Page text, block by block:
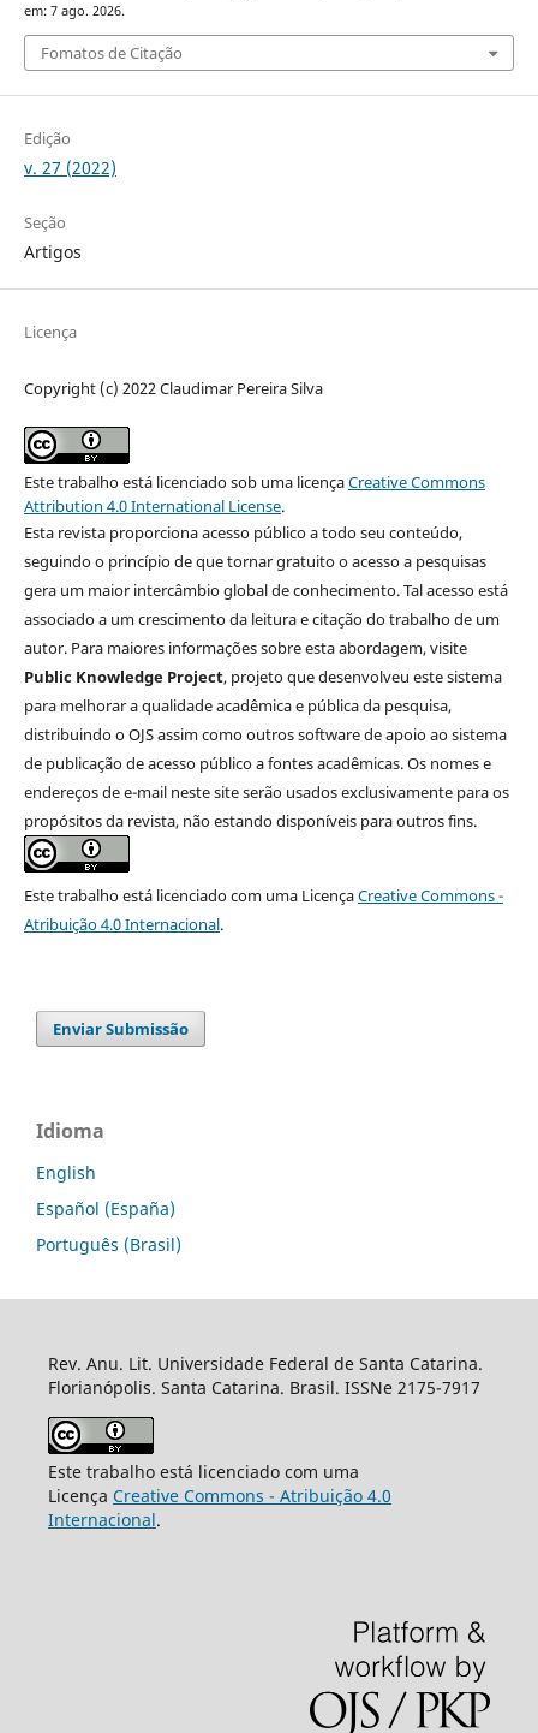
em: 7 ago. 2026.
Fomatos de Citação
Edição
v. 27 (2022)
Seção
Artigos
Licença
Copyright (c) 2022 Claudimar Pereira Silva
Este trabalho está licenciado sob uma licençaCreative Commons
Attribution 4.0 International License.
Esta revista proporciona acesso público a todo seu conteúdo,
seguindo o princípio de que tornar gratuito o acesso a pesquisas
gera um maior intercâmbio global de conhecimento. Tal acesso está
associado a um crescimento da leitura e citação do trabalho de um
autor. Para maiores informações sobre esta abordagem, visite
Public Knowledge Project, projeto que desenvolveu este sistema
para melhorar a qualidade acadêmica e pública da pesquisa,
distribuindo o OJS assim como outros software de apoio ao sistema
de publicação de acesso público a fontes acadêmicas. Os nomes e
endereços de e-mail neste site serão usados exclusivamente para os
propósitos da revista, não estando disponíveis para outros fins.
Este trabalho está licenciado com uma LicençaCreative Commons -
Atribuição 4.0 Internacional.
Enviar Submissão
Idioma
English
Español (España)
Português (Brasil)
Rev. Anu. Lit. Universidade Federal de Santa Catarina.
Florianópolis. Santa Catarina. Brasil. ISSNe 2175-7917
Este trabalho está licenciado com uma
Licença Creative Commons - Atribuição 4.0
Internacional.